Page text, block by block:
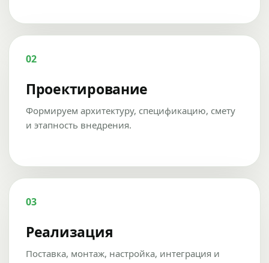
02
Проектирование
Формируем архитектуру, спецификацию, смету
и этапность внедрения.
03
Реализация
Поставка, монтаж, настройка, интеграция и